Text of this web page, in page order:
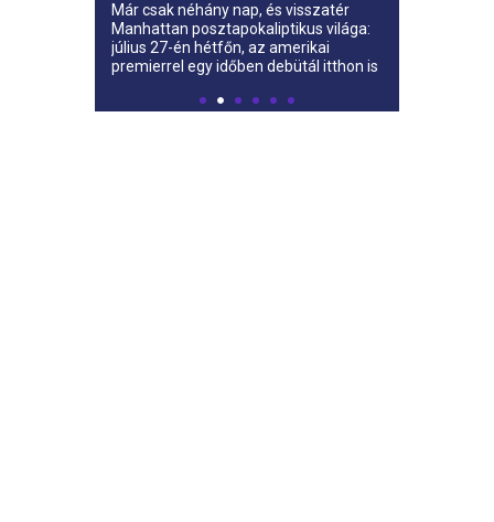
Már csak néhány nap, és visszatér
Manhattan posztapokaliptikus világa:
július 27-én hétfőn, az amerikai
premierrel egy időben debütál itthon is
City harmadik évada.